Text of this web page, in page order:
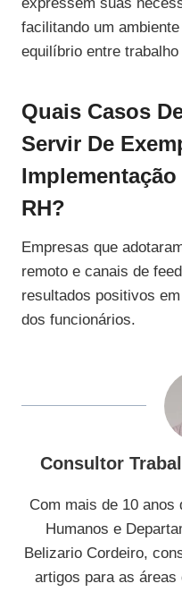
facilitando um
equilíbrio entre
Quais Casos
Servir De
RH?
Empresas que
remoto e canais de
resultados positivos
dos funcionários.
Consultor
Com mais de 10 anos
Humanos e
Belizario Cordeiro,
artigos para as áreas